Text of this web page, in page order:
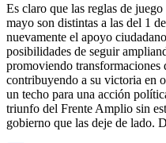
Es claro que las reglas de
mayo son distintas a las del 1
nuevamente el apoyo
posibilidades de seguir
promoviendo
contribuyendo a su victoria en
un techo para una acción
triunfo del Frente Amplio sin
gobierno que las deje de lado.